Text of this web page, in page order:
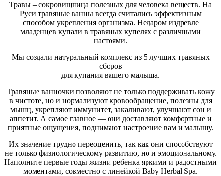
Травы – сокровищница полезных для человека веществ. На
Руси травяные ванны всегда считались эффективным
способом укрепления организма. Недаром издревле
младенцев купали в травяных купелях с различными
настоями.
Мы создали натуральный комплекс из 5 лучших травяных
сборов
для купания вашего малыша.
Травяные ванночки позволяют не только поддерживать кожу
в чистоте, но и нормализуют кровообращение, полезны для
мышц, укрепляют иммунитет, закаливают, улучшают сон и
аппетит. А самое главное — они доставляют комфортные и
приятные ощущения, поднимают настроение вам и малышу.
Их значение трудно переоценить, так как они способствуют
не только физиологическому развитию, но и эмоциональному.
Наполните первые годы жизни ребенка яркими и радостными
моментами, совместно с линейкой Baby Herbal Spa.